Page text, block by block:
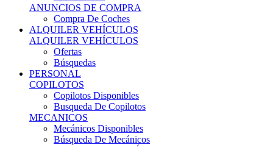
Compra De Coches
ALQUILER VEHÍCULOS
ALQUILER VEHÍCULOS
Ofertas
Búsquedas
PERSONAL
COPILOTOS
Copilotos Disponibles
Busqueda De Copilotos
MECANICOS
Mecánicos Disponibles
Búsqueda De Mecánicos
PIEZAS DE COMPETICIÓN